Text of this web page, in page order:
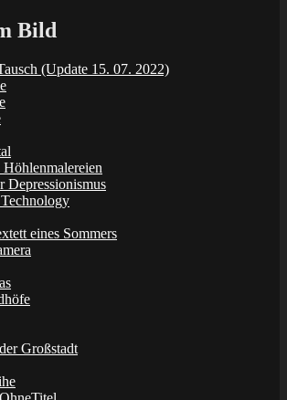
Bild
(Update 15. 07. 2022)
Depressionismus
eines Sommers
Großstadt